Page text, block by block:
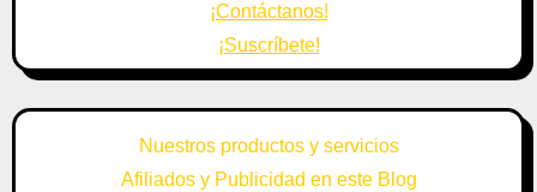
¡Contáctanos!
¡Suscríbete!
Nuestros productos y servicios
Afiliados y Publicidad en este Blog